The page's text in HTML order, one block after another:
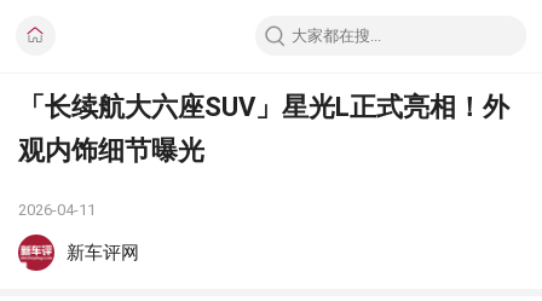
「长续航大六座SUV」星光L正式亮相！外
观内饰细节曝光
2026-04-11
新车评网